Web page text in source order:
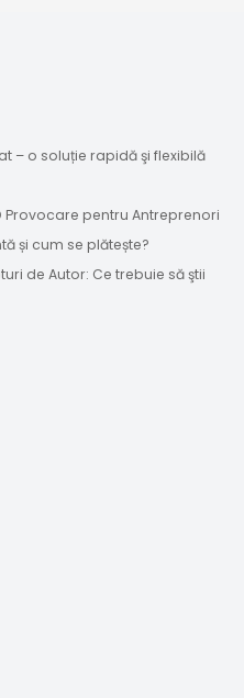
– o soluție rapidă şi flexibilă
Provocare pentru Antreprenori
și cum se plătește?
de Autor: Ce trebuie să ştii